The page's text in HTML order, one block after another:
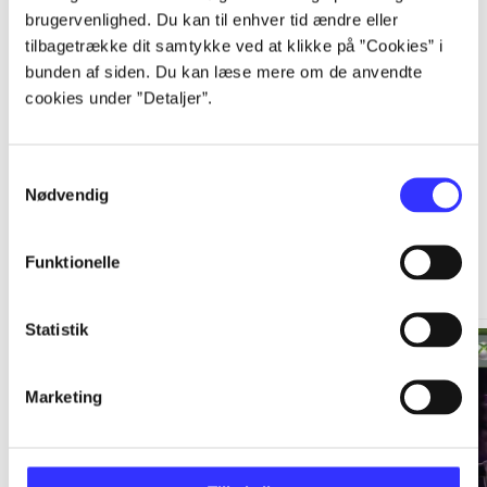
brugervenlighed. Du kan til enhver tid ændre eller
tilbagetrække dit samtykke ved at klikke på ”Cookies” i
bunden af siden. Du kan læse mere om de anvendte
cookies under ”Detaljer”.
Nødvendig
Funktionelle
Statistik
Marketing
...